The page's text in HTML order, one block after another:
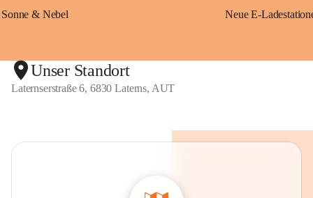
Sonne & Nebel
Unser Standort
Laternserstraße 6, 6830 Laterns, AUT